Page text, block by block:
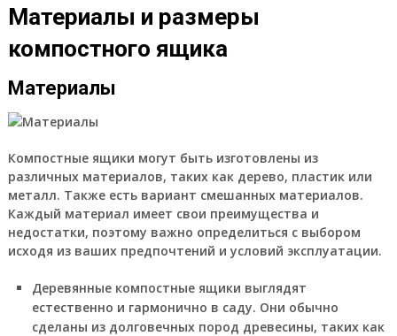
Материалы и размеры
компостного ящика
Материалы
Компостные ящики могут быть изготовлены из
различных материалов, таких как дерево, пластик или
металл. Также есть вариант смешанных материалов.
Каждый материал имеет свои преимущества и
недостатки, поэтому важно определиться с выбором
исходя из ваших предпочтений и условий эксплуатации.
Деревянные компостные ящики выглядят
естественно и гармонично в саду. Они обычно
сделаны из долговечных пород древесины, таких как